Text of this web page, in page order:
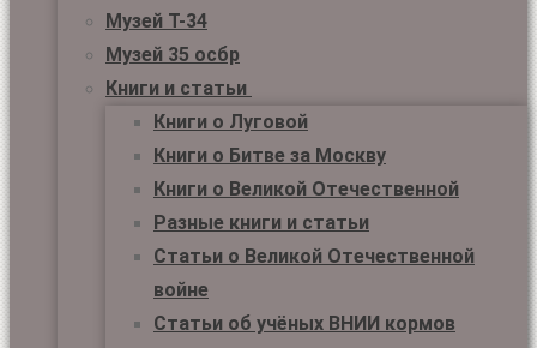
Музей Т-34
Музей 35 осбр
Книги и статьи
Книги о Луговой
Книги о Битве за Москву
Книги о Великой Отечественной
Разные книги и статьи
Статьи о Великой Отечественной
войне
Статьи об учёных ВНИИ кормов